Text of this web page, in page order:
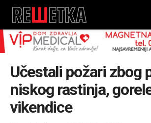
Učestali požari zbog
niskog rastinja,
vikendice